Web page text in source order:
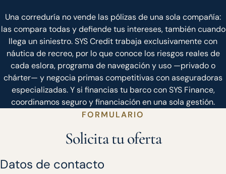
Una correduría no vende las pólizas de una sola compañía:
las compara todas y defiende tus intereses, también cuando
llega un siniestro. SYS Credit trabaja exclusivamente con
náutica de recreo, por lo que conoce los riesgos reales de
cada eslora, programa de navegación y uso —privado o
chárter— y negocia primas competitivas con aseguradoras
especializadas. Y si financias tu barco con SYS Finance,
coordinamos seguro y financiación en una sola gestión.
FORMULARIO
Solicita tu oferta
Datos de contacto